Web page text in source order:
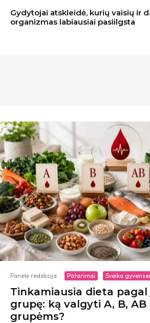
Gydytojai atskleidė, kurių vaisių ir
organizmas labiausiai pasiilgsta
Panelė redakcija · Patarimai Sveika
Tinkamiausia dieta
grupę: ką valgyti A, B, AB
grupėms?